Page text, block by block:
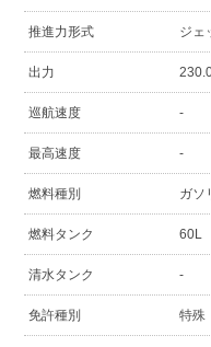
推進力形式 ジェ
出力
巡航速度 -
最高速度 -
燃料種別 ガソ
燃料タンク 60L
清水タンク -
免許種別 特殊